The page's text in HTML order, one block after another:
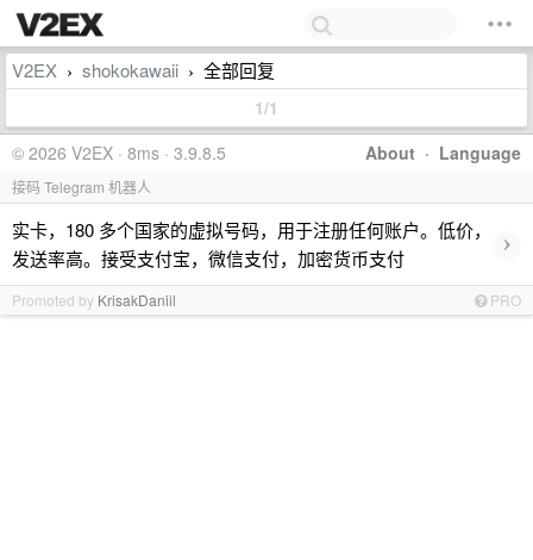
V2EX › shokokawaii › 全部回复
1/1
About · Language
© 2026 V2EX · 8ms · 3.9.8.5
接码 Telegram 机器人
实卡，180 多个国家的虚拟号码，用于注册任何账户。低价，
发送率高。接受支付宝，微信支付，加密货币支付
›
Promoted by KrisakDaniil PRO